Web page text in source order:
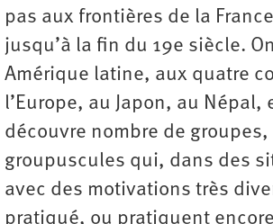
pas aux frontières de la
jusqu’à la fin du 19e siècle.
Amérique latine, aux quatre
l’Europe, au Japon, au Népal,
découvre nombre de
groupuscules qui, dans des
avec des motivations très
pratiqué, ou pratiquent